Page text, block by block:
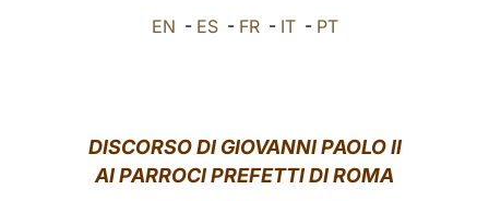
中文
EN - ES- FR- IT- PT
DISCORSO DI GIOVANNI PAOLO II
AI PARROCI PREFETTI DI ROMA